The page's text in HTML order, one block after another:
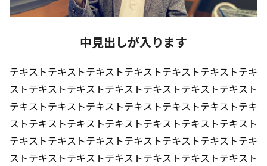
中見出しが入ります
テキストテキストテキストテキストテキストテキストテキ
ストテキストテキストテキストテキストテキストテキスト
テキストテキストテキストテキストテキストテキストテキ
ストテキストテキストテキストテキストテキストテキスト
テキストテキストテキストテキストテキストテキストテキ
ストテキストテキストテキストテキストテキストテキスト